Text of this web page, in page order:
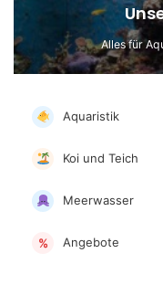
Alles für
Aquaristik
Koi und Teich
Meerwasser
% Angebote